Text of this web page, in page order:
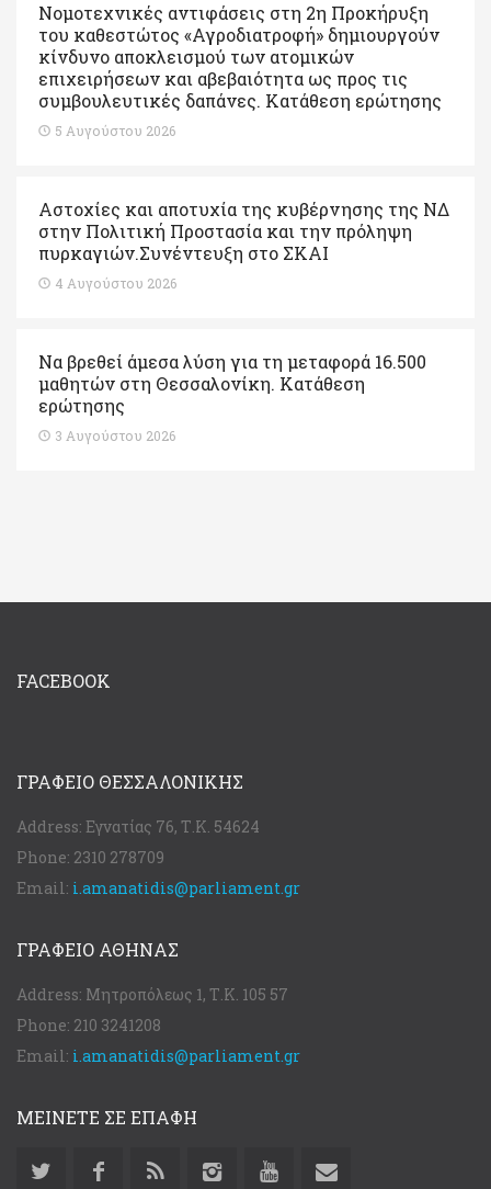
Νομοτεχνικές αντιφάσεις στη 2η Προκήρυξη
του καθεστώτος «Αγροδιατροφή» δημιουργούν
κίνδυνο αποκλεισμού των ατομικών
επιχειρήσεων και αβεβαιότητα ως προς τις
συμβουλευτικές δαπάνες. Κατάθεση ερώτησης
5 Αυγούστου 2026
Αστοχίες και αποτυχία της κυβέρνησης της ΝΔ
στην Πολιτική Προστασία και την πρόληψη
πυρκαγιών.Συνέντευξη στο ΣΚΑΙ
4 Αυγούστου 2026
Να βρεθεί άμεσα λύση για τη μεταφορά 16.500
μαθητών στη Θεσσαλονίκη. Κατάθεση
ερώτησης
3 Αυγούστου 2026
FACEBOOK
ΓΡΑΦΕΊΟ ΘΕΣΣΑΛΟΝΊΚΗΣ
Address: Εγνατίας 76, Τ.Κ. 54624
Phone: 2310 278709
Email: i.amanatidis@parliament.gr
ΓΡΑΦΕΊΟ ΑΘΉΝΑΣ
Address: Μητροπόλεως 1, Τ.Κ. 105 57
Phone: 210 3241208
Email: i.amanatidis@parliament.gr
ΜΕΙΝΕΤΕ ΣΕ ΕΠΑΦΗ